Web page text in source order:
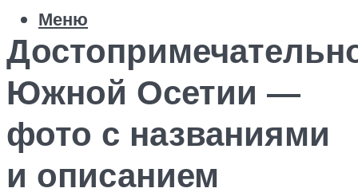
Меню
Южной Осетии —
фото с названиями
и описанием